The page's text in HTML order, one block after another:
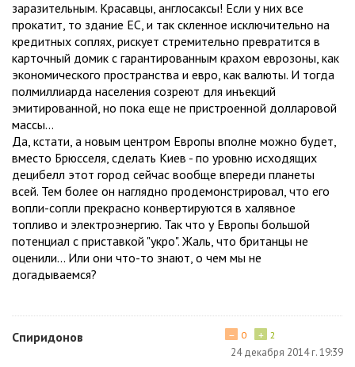
заразительным. Красавцы, англосаксы! Если у них все
прокатит, то здание ЕС, и так скленное исключительно на
кредитных соплях, рискует стремительно превратится в
карточный домик с гарантированным крахом еврозоны, как
экономического пространства и евро, как валюты. И тогда
полмиллиарда населения созреют для инъекций
эмитированной, но пока еще не пристроенной долларовой
массы...
Да, кстати, а новым центром Европы вполне можно будет,
вместо Брюсселя, сделать Киев - по уровню исходящих
децибелл этот город сейчас вообще впереди планеты
всей. Тем более он наглядно продемонстрировал, что его
вопли-сопли прекрасно конвертируются в халявное
топливо и электроэнергию. Так что у Европы большой
потенциал с приставкой "укро". Жаль, что британцы не
оценили... Или они что-то знают, о чем мы не
догадываемся?
Спиридонов + 2
− 0
24 декабря 2014 г. 19:39